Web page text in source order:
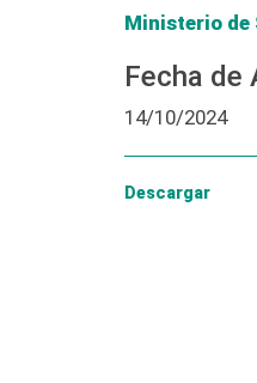
Ministerio de
Fecha de
14/10/2024
Descargar